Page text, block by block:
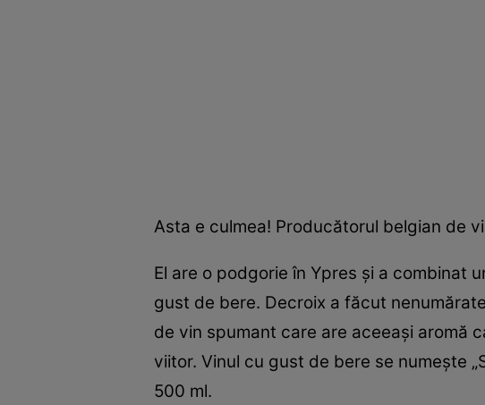
Asta e culmea! Producătorul belgian de
El are o podgorie în Ypres şi a combinat
gust de bere. Decroix a făcut
de vin spumant care are aceeaşi aromă
viitor. Vinul cu gust de bere se numeşte
500 ml.